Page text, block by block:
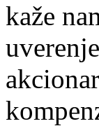
kaže